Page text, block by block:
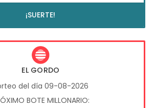
¡SUERTE!
EL GORDO
del día 09-08-2026
BOTE MILLONARIO: